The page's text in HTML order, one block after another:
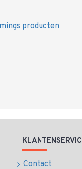
producten
Contact